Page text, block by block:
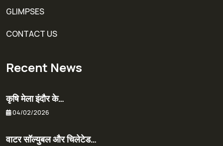
GLIMPSES
CONTACT US
Recent News
कृषि मेला इंदौर के…
04/02/2026
वाटर सॉल्युबल और चिलेटेड…